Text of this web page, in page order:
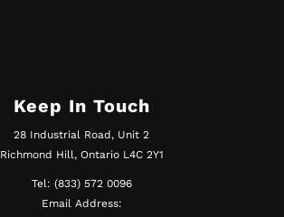
Keep In Touch
28 Industrial Road, Unit 2
Richmond Hill, Ontario L4C 2Y1
Tel: (833) 572 0096
Email Address: